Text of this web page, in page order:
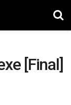
[Final]